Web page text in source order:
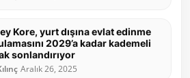
Kore, yurt dışına evlat edinme
2029’a kadar kademeli
sonlandırıyor
Aralık 26, 2025